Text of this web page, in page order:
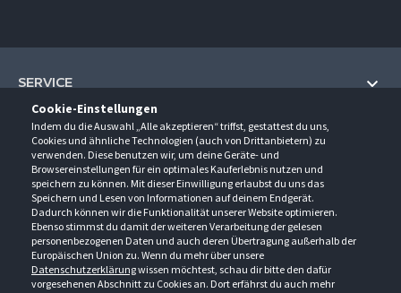
Cookie-Einstellungen
Indem du die Auswahl „Alle akzeptieren“ triffst, gestattest du uns,
Cookies und ähnliche Technologien (auch von Drittanbietern) zu
verwenden. Diese benutzen wir, um deine Geräte- und
Browsereinstellungen für ein optimales Kauferlebnis nutzen und
speichern zu können. Mit dieser Einwilligung erlaubst du uns das
Speichern und Lesen von Informationen auf deinem Endgerät.
Dadurch können wir die Funktionalität unserer Website optimieren.
Ebenso stimmst du damit der weiteren Verarbeitung der gelesen
personenbezogenen Daten und auch deren Übertragung außerhalb der
Europäischen Union zu. Wenn du mehr über unsere
Datenschutzerklärungwissen möchtest, schau dir bitte den dafür
vorgesehenen Abschnitt zu Cookies an. Dort erfährst du auch mehr
SERVICE
Hilfe und Information
Fragen und Antworten (FAQ)
Kontakt
Newsletter
Events
Downloads
Kataloge
UNTERNEHMEN
Über uns
Anfahrt
Ansprechpartner
Außendienstbesuch
Jobs & Ausbildung
KONTAKT
Gröner-Schulze GmbH
Sarirstraße 5
12529 Schönefeld
Berlin-Schönefeld: +49 30 68 29 54-0
ÖFFNUNGSZEITEN
Montag - Donnerstag
9:00 - 17:00
Freitag
9:00 - 15:00
FOLGE UNS